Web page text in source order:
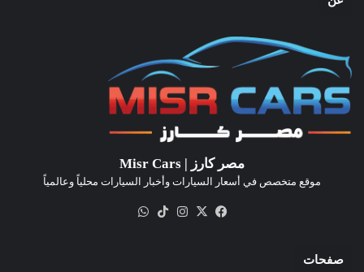
مصر كارز | Misr Cars
موقع متخصص في أسعار السيارات وأخبار السيارات محلياً وعالمياً
فيسبوك
‫X انستقرام‫TikTok
صفحات